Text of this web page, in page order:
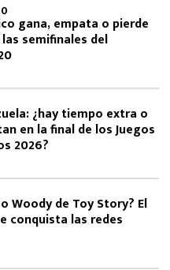
gana, empata o pierde
semifinales del
¿hay tiempo extra o
en la final de los Juegos
2026?
Woody de Toy Story? El
conquista las redes